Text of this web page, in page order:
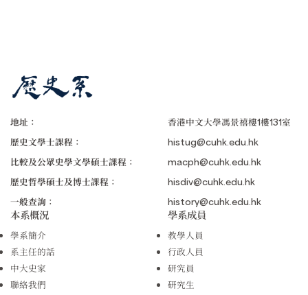
地址：
香港中文大學馮景禧樓1樓131室
歷史文學士課程：
histug@cuhk.edu.hk
比較及公眾史學文學碩士課程：
macph@cuhk.edu.hk
歷史哲學碩士及博士課程：
hisdiv@cuhk.edu.hk
一般查詢：
history@cuhk.edu.hk
本系概況
學系簡介
系主任的話
中大史家
聯絡我們
學系成員
教學人員
行政人員
研究員
研究生